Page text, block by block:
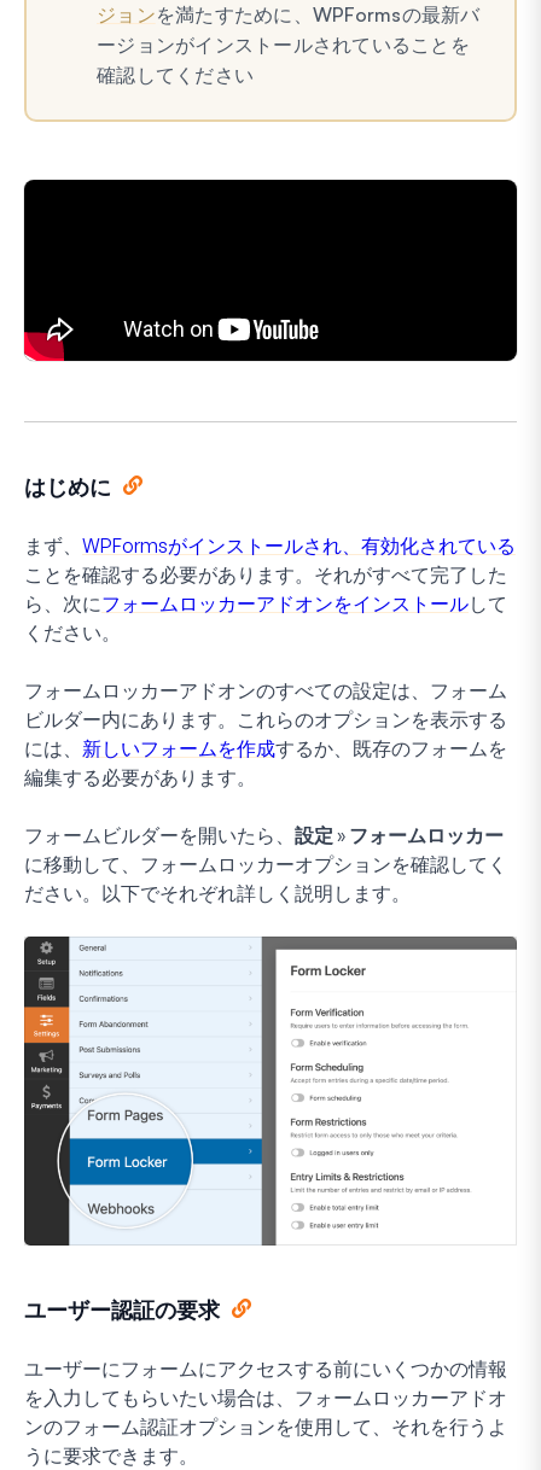
ジョンを満たすために、WPFormsの最新バ
ージョンがインストールされていることを
確認してください
はじめに
まず、 WPFormsがインストールされ、有効化されている
ことを確認する必要があります。それがすべて完了した
ら、次にフォームロッカーアドオンをインストールして
ください。
フォームロッカーアドオンのすべての設定は、フォーム
ビルダー内にあります。これらのオプションを表示する
には、 新しいフォームを作成するか、既存のフォームを
編集する必要があります。
フォームビルダーを開いたら、 設定 » フォームロッカー
に移動して、フォームロッカーオプションを確認してく
ださい。以下でそれぞれ詳しく説明します。
ユーザー認証の要求
ユーザーにフォームにアクセスする前にいくつかの情報
を入力してもらいたい場合は、フォームロッカーアドオ
ンのフォーム認証オプションを使用して、それを行うよ
うに要求できます。